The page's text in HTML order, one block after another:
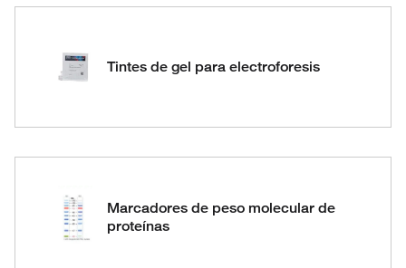
Tintes de gel para electroforesis
Marcadores de peso molecular de
proteínas